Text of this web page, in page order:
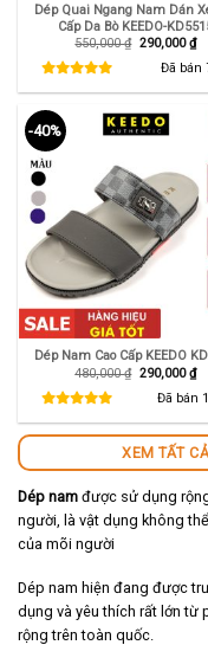
Dép Quai Ngang Nam Dán
Cấp Da Bò KEEDO-
550,000₫ Giá
550,000 ₫.
290,000₫Giá
tại
là:
Đã bán
-40%
Dép Nam Cao Cấp KEEDO
480,000₫ Giá
480,000 ₫.
290,000₫Giá
tại
là:
Đã bán
XEM TẤT
Dép nam được sử dụng
người, là vật dụng không
của mõi người
Dép nam hiện đang được
dụng và yêu thích rất lớn từ
rộng trên toàn quốc.